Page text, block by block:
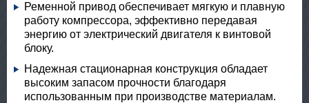
Ременной привод обеспечивает мягкую и плавную
работу компрессора, эффективно передавая
энергию от электрический двигателя к винтовой
блоку.
Надежная стационарная конструкция обладает
высоким запасом прочности благодаря
использованным при производстве материалам.